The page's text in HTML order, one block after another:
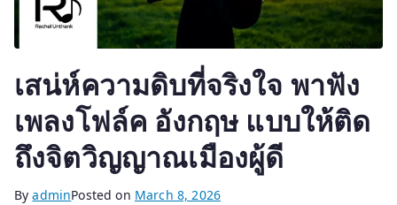
เสน่ห์ความดิบที่จริงใจ พาฟัง
เพลงโฟล์ค อังกฤษ แบบให้ติด
ถึงจิตวิญญาณเมืองผู้ดี
ByadminPosted on March 8, 2026